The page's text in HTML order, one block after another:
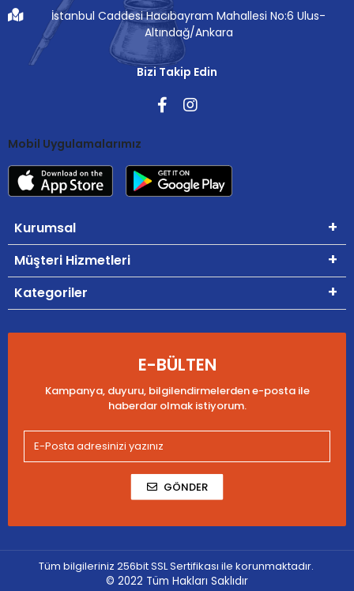
İstanbul Caddesi Hacıbayram Mahallesi No:6 Ulus-
Altındağ/Ankara
Bizi Takip Edin
Mobil Uygulamalarımız
Kurumsal
Müşteri Hizmetleri
Kategoriler
E-BÜLTEN
Kampanya, duyuru, bilgilendirmelerden e-posta ile
haberdar olmak istiyorum.
GÖNDER
Tüm bilgileriniz 256bit SSL Sertifikası ile korunmaktadır.
© 2022 Tüm Hakları Saklıdır